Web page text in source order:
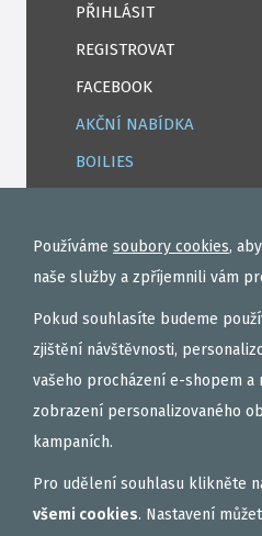
PŘIHLÁSIT
REGISTROVAT
FACEBOOK
AKČNÍ NABÍDKA
BOILIES
TEKUTÉ
OBALOVAČKY
VAŘENÝ PARTIKL
BIŽUTERIE NA MONTÁŽE
DÁRKOVÝ POUKAZ,
AKČNÍ SETY
Používáme soubory cookies,
naše služby a zpříjemnili vám
Pokud souhlasíte budeme
zjištění návštěvnosti,
vašeho procházení e-shopem
zobrazení personalizovaného
kampaních.
Pro udělení souhlasu klikněte
všemi cookies. Nastavení